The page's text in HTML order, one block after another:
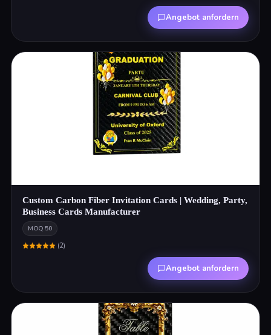
Angebot anfordern
Custom Carbon Fiber Invitation Cards | Wedding, Party,
Business Cards Manufacturer
MOQ 50
(2)
Angebot anfordern